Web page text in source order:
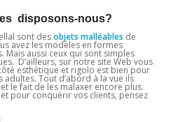
disposons-nous?
sont desobjets malléables de
avez les modèles en formes
Mais aussi ceux qui sont simples
D’ailleurs, sur notre site Web vous
esthétique et rigolo est bien pour
Tout d’abord à la vue ils
le fait de les malaxer encore plus.
pour conquérir vos clients, pensez